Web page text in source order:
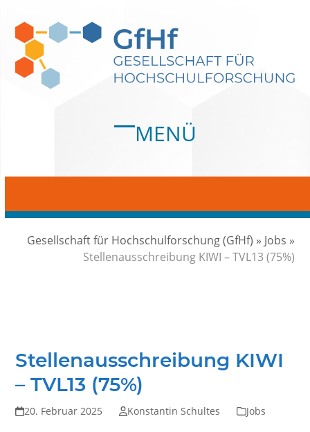
content
MENÜ
Open
Close
Gesellschaft für Hochschulforschung (GfHf) » Jobs »
Stellenausschreibung KIWI – TVL13 (75%)
Stellenausschreibung KIWI
– TVL13 (75%)
20. Februar 2025 Konstantin Schultes Jobs